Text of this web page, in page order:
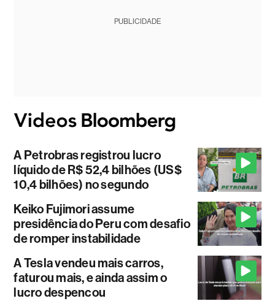
PUBLICIDADE
A Petrobras registrou lucro
líquido de R$ 52,4 bilhões (US$
10,4 bilhões) no segundo
Keiko Fujimori assume
presidência do Peru com desafio
de romper instabilidade
A Tesla vendeu mais carros,
faturou mais, e ainda assim o
lucro despencou